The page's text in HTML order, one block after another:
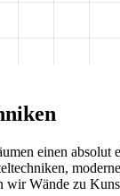
einen absolut
wir Wände zu